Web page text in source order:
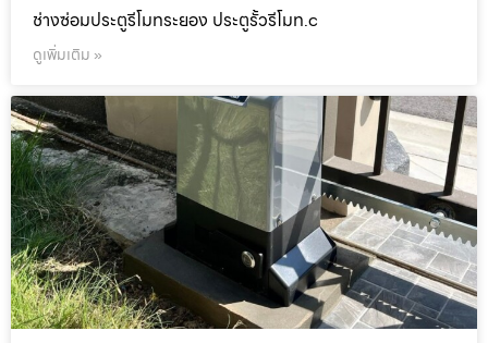
ช่างซ่อมประตูรีโมทระยอง ประตูรั้วรีโมท.c
ดูเพิ่มเติม »